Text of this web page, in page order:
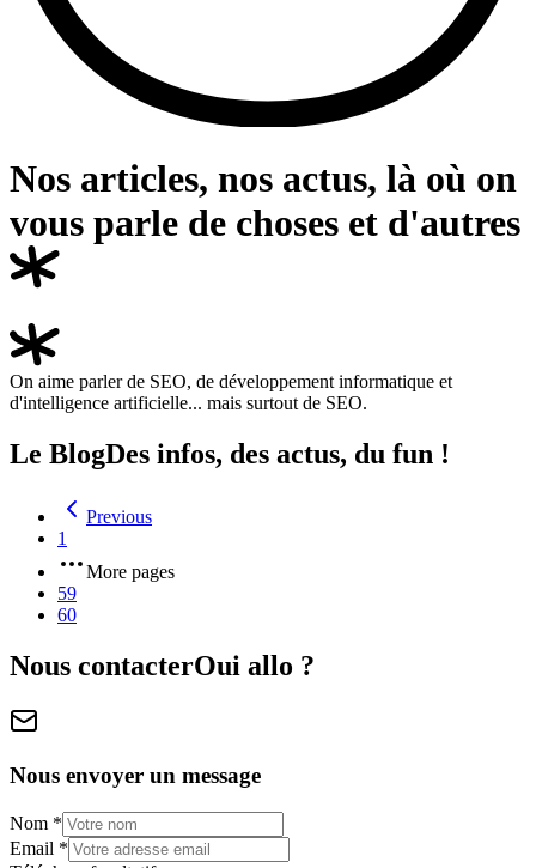
Nos articles, nos actus, là où on
vous parle de choses et d'autres
On aime parler de SEO, de développement informatique et
d'intelligence artificielle... mais surtout de SEO.
Le BlogDes infos, des actus, du fun !
Previous
1
More pages
59
60
Nous contacterOui allo ?
Nous envoyer un message
Nom *
Email *